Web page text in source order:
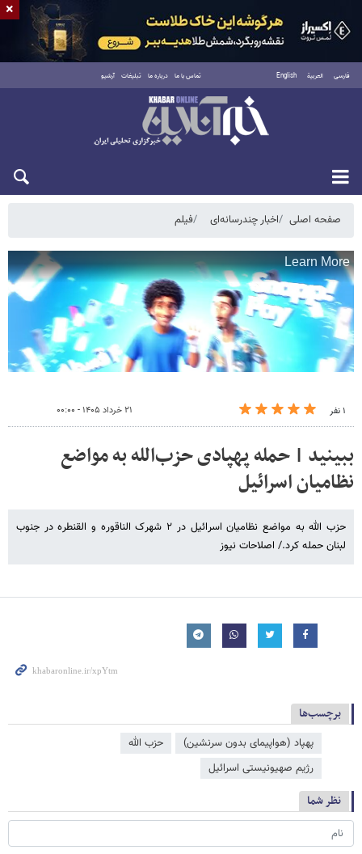
فارسی العربية English تماس با ما درباره ما تبلیغات آرشیو
جمعه ۱۶ مرداد ۱۴۰۵
صفحه اصلی اخبار چندرسانه‌ای فیلم
۱ نفر ۲۱ خرداد ۱۴۰۵ - ۰۰:۰۰
ببینید | حمله پهپادی حزب‌الله به مواضع
نظامیان اسرائیل
حزب الله به مواضع نظامیان اسرائیل در ۲ شهرک الناقوره‌ ‌و القنطره در جنوب
لبنان حمله کرد./ اصلاحات نیوز
برچسب‌ها
پهپاد (هواپیمای بدون سرنشین)
حزب الله
رژیم صهیونیستی اسرائیل
نظر شما
×